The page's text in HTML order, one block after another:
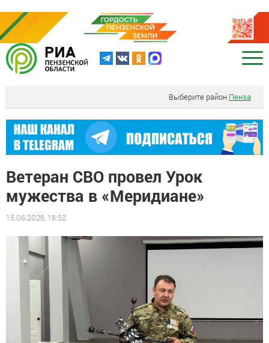
Выберите район Пенза
Ветеран СВО провел Урок
мужества в «Меридиане»
15.06.2026, 18:52